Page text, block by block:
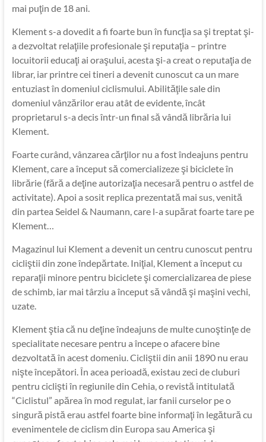
mai puţin de 18 ani.
Klement s-a dovedit a fi foarte bun în funcţia sa şi treptat şi-
a dezvoltat relaţiile profesionale şi reputaţia – printre
locuitorii educaţi ai oraşului, acesta şi-a creat o reputaţia de
librar, iar printre cei tineri a devenit cunoscut ca un mare
entuziast în domeniul ciclismului. Abilităţile sale din
domeniul vânzărilor erau atât de evidente, încât
proprietarul s-a decis într-un final să vândă librăria lui
Klement.
Foarte curând, vânzarea cărţilor nu a fost îndeajuns pentru
Klement, care a început să comercializeze şi biciclete în
librărie (fără a deţine autorizaţia necesară pentru o astfel de
activitate). Apoi a sosit replica prezentată mai sus, venită
din partea Seidel & Naumann, care l-a supărat foarte tare pe
Klement…
Magazinul lui Klement a devenit un centru cunoscut pentru
cicliştii din zone îndepărtate. Iniţial, Klement a început cu
reparaţii minore pentru biciclete şi comercializarea de piese
de schimb, iar mai târziu a început să vândă şi maşini vechi,
uzate.
Klement ştia că nu deţine îndeajuns de multe cunoştinţe de
specialitate necesare pentru a începe o afacere bine
dezvoltată în acest domeniu. Cicliştii din anii 1890 nu erau
nişte începători. În acea perioadă, existau zeci de cluburi
pentru ciclişti în regiunile din Cehia, o revistă intitulată
“Ciclistul” apărea în mod regulat, iar fanii curselor pe o
singură pistă erau astfel foarte bine informaţi în legătură cu
evenimentele de ciclism din Europa sau America şi